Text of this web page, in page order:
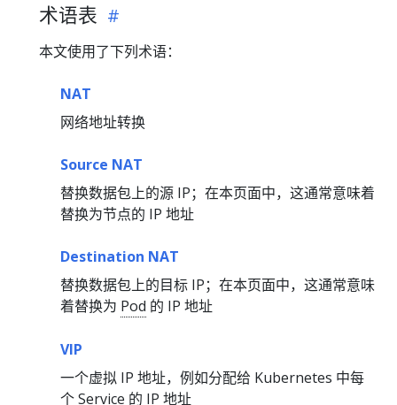
术语表
本文使用了下列术语：
NAT
网络地址转换
Source NAT
替换数据包上的源 IP；在本页面中，这通常意味着
替换为节点的 IP 地址
Destination NAT
替换数据包上的目标 IP；在本页面中，这通常意味
着替换为 Pod 的 IP 地址
VIP
一个虚拟 IP 地址，例如分配给 Kubernetes 中每
个Service 的 IP 地址